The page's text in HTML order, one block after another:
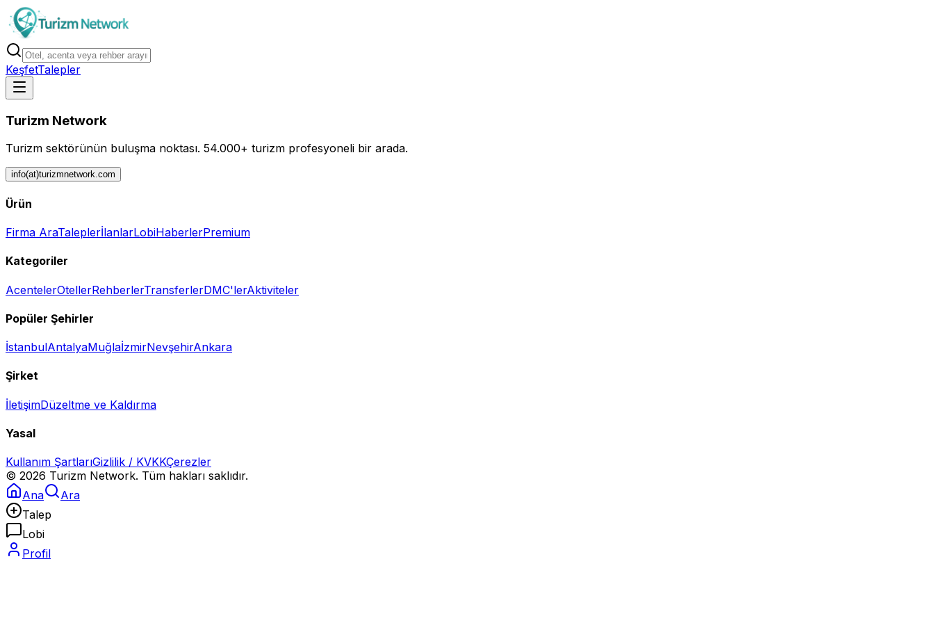
KeşfetTalepler
Turizm Network
Turizm sektörünün buluşma noktası. 54.000+ turizm profesyoneli bir arada.
info(at)turizmnetwork.com
Ürün
Firma AraTaleplerİlanlarLobiHaberlerPremium
Kategoriler
AcentelerOtellerRehberlerTransferlerDMC'lerAktiviteler
Popüler Şehirler
İstanbulAntalyaMuğlaİzmirNevşehirAnkara
Şirket
İletişimDüzeltme ve Kaldırma
Yasal
Kullanım ŞartlarıGizlilik / KVKKÇerezler
© 2026 Turizm Network. Tüm hakları saklıdır.
Ana
Ara
Talep
Lobi
Profil